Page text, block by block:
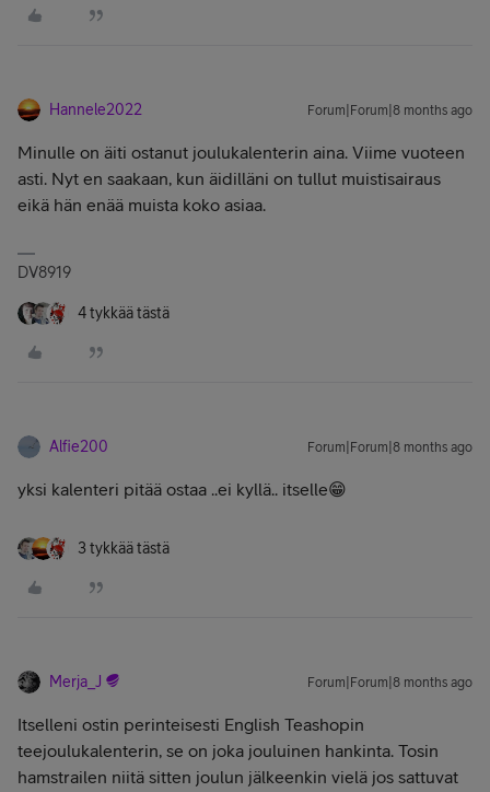
Hannele2022 Forum|Forum|8 months ago
Minulle on äiti ostanut joulukalenterin aina. Viime vuoteen
asti. Nyt en saakaan, kun äidilläni on tullut muistisairaus
eikä hän enää muista koko asiaa.
DV8919
4 tykkää tästä
Alfie200 Forum|Forum|8 months ago
yksi kalenteri pitää ostaa ..ei kyllä.. itselle😁
3 tykkää tästä
Merja_J Forum|Forum|8 months ago
Itselleni ostin perinteisesti English Teashopin
teejoulukalenterin, se on joka jouluinen hankinta. Tosin
hamstrailen niitä sitten joulun jälkeenkin vielä jos sattuvat